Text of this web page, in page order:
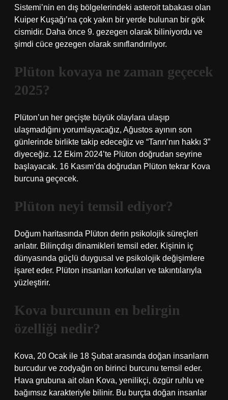
Sistemi’nin en dış bölgelerindeki asteroit tabakası olan
Kuiper Kuşağı’na çok yakın bir yerde bulunan bir gök
cismidir. Daha önce 9. gezegen olarak biliniyordu ve
şimdi cüce gezegen olarak sınıflandırılıyor.
Plüton kovaya ne zaman geçecek
2025?
Plüton’un her geçişte büyük olaylara ulaşıp
ulaşmadığını yorumlayacağız, Ağustos ayının son
günlerinde birlikte takip edeceğiz ve “Tanrı’nın hakkı 3”
diyeceğiz. 12 Ekim 2024’te Plüton doğrudan seyrine
başlayacak. 16 Kasım’da doğrudan Plüton tekrar Kova
burcuna geçecek.
Plüton neyi temsil ediyor?
Doğum haritasında Plüton derin psikolojik süreçleri
anlatır. Bilinçdışı dinamikleri temsil eder. Kişinin iç
dünyasında güçlü duygusal ve psikolojik değişimlere
işaret eder. Plüton insanları korkuları ve takıntılarıyla
yüzleştirir.
Kova burcunun en belirgin
özelliği nedir?
Kova, 20 Ocak ile 18 Şubat arasında doğan insanların
burcudur ve zodyağın on birinci burcunu temsil eder.
Hava grubuna ait olan Kova, yenilikçi, özgür ruhlu ve
bağımsız karakteriyle bilinir. Bu burçta doğan insanlar